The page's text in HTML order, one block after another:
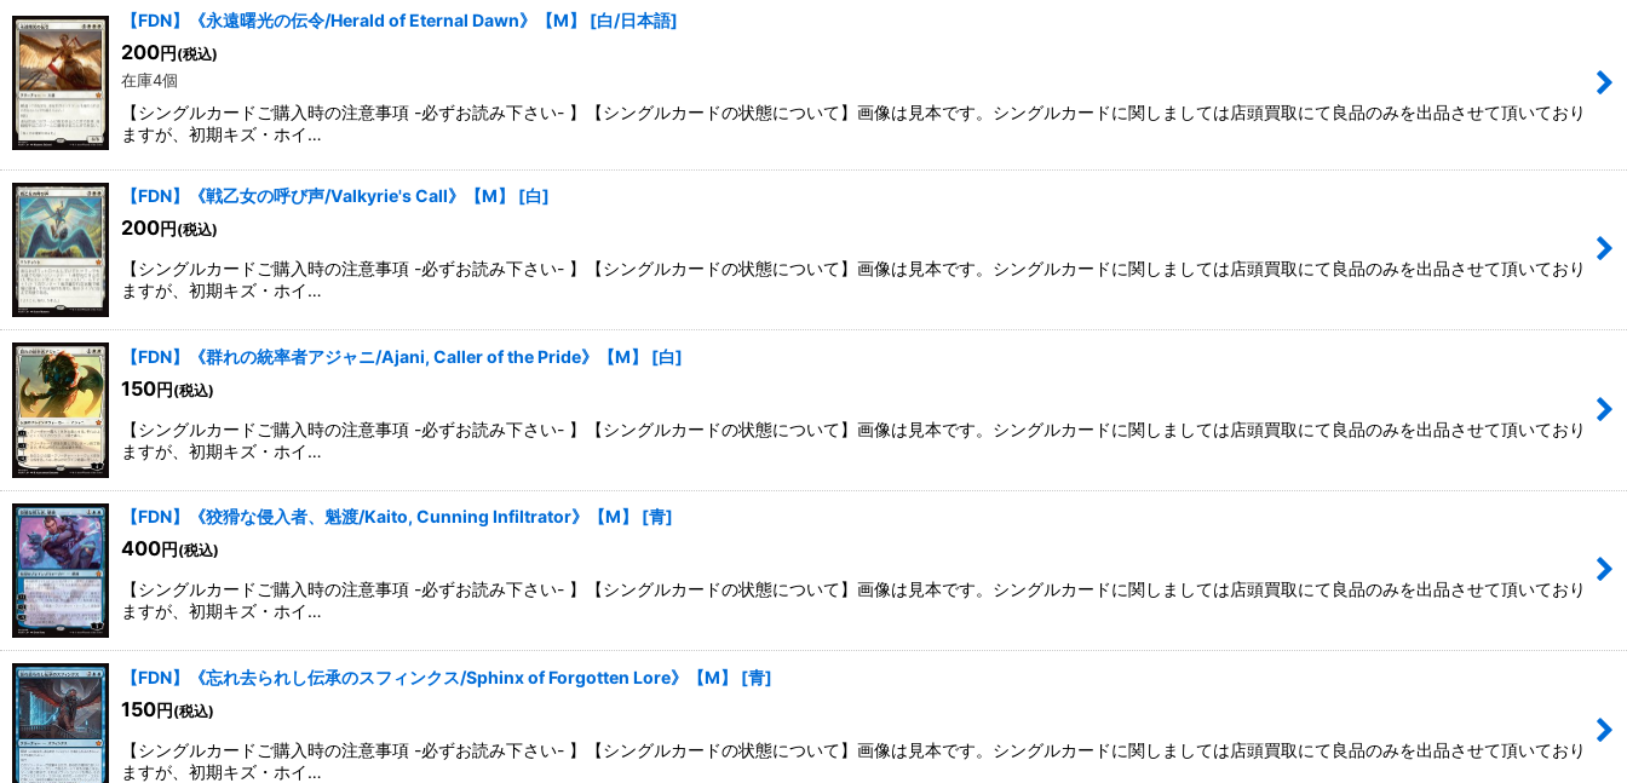
【FDN】《永遠曙光の伝令/Herald of Eternal Dawn》【M】 [白/日本語]
200円(税込)
在庫4個
【シングルカードご購入時の注意事項 -必ずお読み下さい- 】【シングルカードの状態について】画像は見本です。シングルカードに関しましては店頭買取にて良品のみを出品させて頂いており
ますが、初期キズ・ホイ…
【FDN】《戦乙女の呼び声/Valkyrie's Call》【M】 [白]
200円 (税込)
【シングルカードご購入時の注意事項 -必ずお読み下さい- 】【シングルカードの状態について】画像は見本です。シングルカードに関しましては店頭買取にて良品のみを出品させて頂いており
ますが、初期キズ・ホイ…
【FDN】《群れの統率者アジャニ/Ajani, Caller of the Pride》【M】 [白]
150円 (税込)
【シングルカードご購入時の注意事項 -必ずお読み下さい- 】【シングルカードの状態について】画像は見本です。シングルカードに関しましては店頭買取にて良品のみを出品させて頂いており
ますが、初期キズ・ホイ…
【FDN】《狡猾な侵入者、魁渡/Kaito, Cunning Infiltrator》【M】 [青]
400円 (税込)
【シングルカードご購入時の注意事項 -必ずお読み下さい- 】【シングルカードの状態について】画像は見本です。シングルカードに関しましては店頭買取にて良品のみを出品させて頂いており
ますが、初期キズ・ホイ…
【FDN】《忘れ去られし伝承のスフィンクス/Sphinx of Forgotten Lore》【M】 [青]
150円 (税込)
【シングルカードご購入時の注意事項 -必ずお読み下さい- 】【シングルカードの状態について】画像は見本です。シングルカードに関しましては店頭買取にて良品のみを出品させて頂いており
ますが、初期キズ・ホイ…